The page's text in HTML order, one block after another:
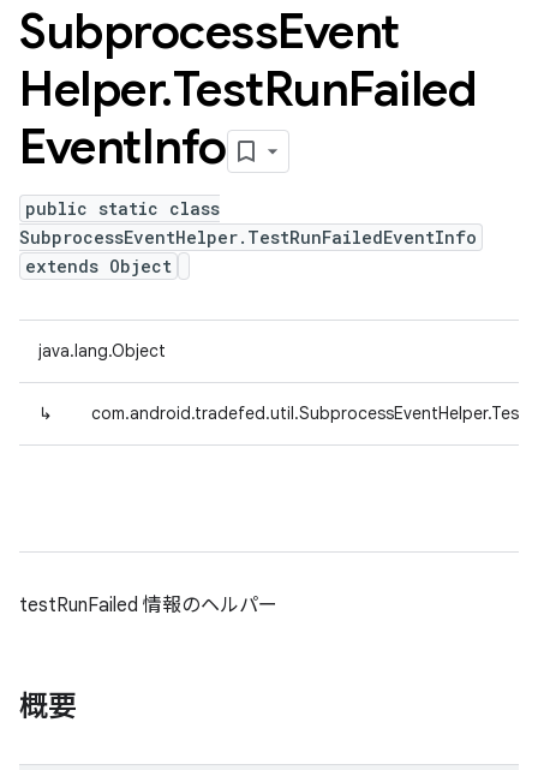
SubprocessEvent
Helper.TestRunFailed
EventInfo
public static class
SubprocessEventHelper.TestRunFailedEventInfo
extends Object
java.lang.Object
↳
testRunFailed 情報のヘルパー
概要